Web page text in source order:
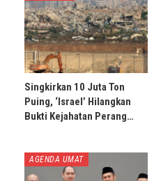
Singkirkan 10 Juta Ton
Puing, ‘Israel’ Hilangkan
Bukti Kejahatan Perang…
AGENDA UMAT